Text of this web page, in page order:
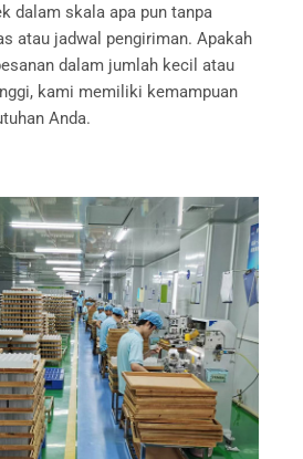
dalam skala apa pun tanpa
atau jadwal pengiriman. Apakah
dalam jumlah kecil atau
kami memiliki kemampuan
Anda.